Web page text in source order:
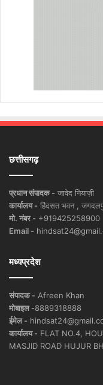
छत्तीसगढ़
प्रधान संपादक - जावेद नियाज़ी
कार्यालय - हिंदसत भवन ,
मो. नंबर - +919425258900
Email -
मध्यप्रदेश
संपादक - Afreen Khan
मोबाइल -8889318888
ईमेल -
कार्यालय - FLAT NO.4,
MASJID ROAD HUJUR